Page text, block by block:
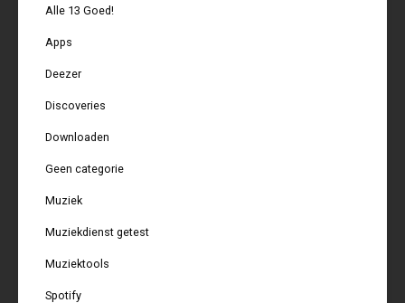
Alle 13 Goed!
Apps
Deezer
Discoveries
Downloaden
Geen categorie
Muziek
Muziekdienst getest
Muziektools
Spotify